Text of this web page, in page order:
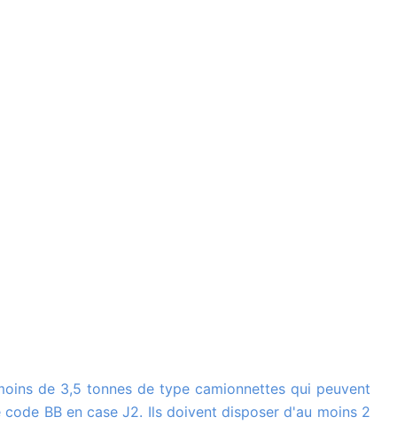
BB en case J2. Ils doivent disposer d'au moins 2